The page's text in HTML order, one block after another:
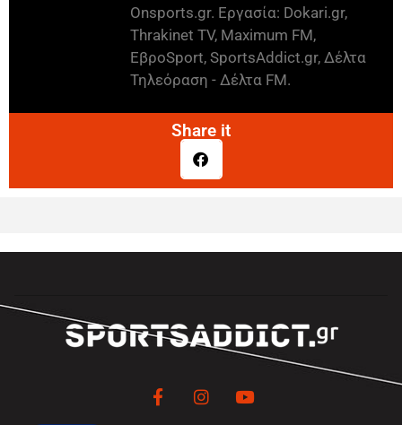
Onsports.gr. Εργασία: Dokari.gr,
Thrakinet TV, Maximum FM,
ΕβροSport, SportsAddict.gr, Δέλτα
Τηλεόραση - Δέλτα FM.
Share it